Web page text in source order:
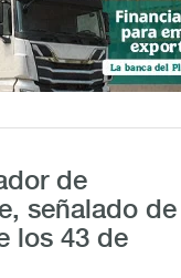
de
señalado de
los 43 de